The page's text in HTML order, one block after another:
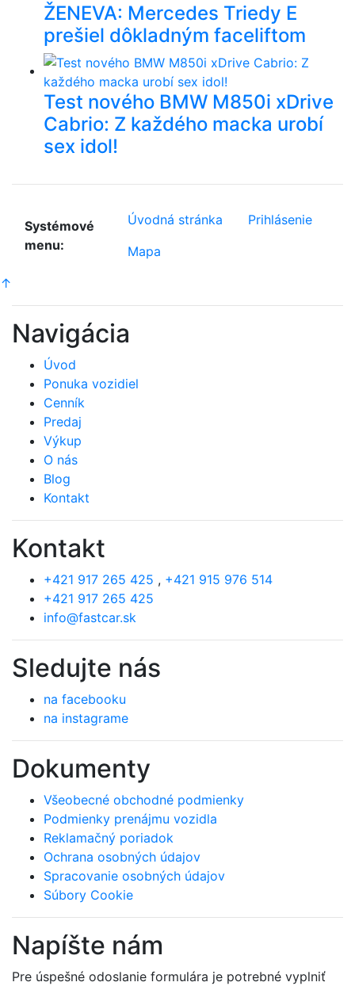
ŽENEVA: Mercedes Triedy E
prešiel dôkladným faceliftom
Test nového BMW M850i xDrive
Cabrio: Z každého macka urobí
sex idol!
Systémové
menu:
Úvodná stránka
Prihlásenie
Mapa
↑
Navigácia
Úvod
Ponuka vozidiel
Cenník
Predaj
Výkup
O nás
Blog
Kontakt
Kontakt
+421 917 265 425 , +421 915 976 514
+421 917 265 425
info@fastcar.sk
Sledujte nás
na facebooku
na instagrame
Dokumenty
Všeobecné obchodné podmienky
Podmienky prenájmu vozidla
Reklamačný poriadok
Ochrana osobných údajov
Spracovanie osobných údajov
Súbory Cookie
Napíšte nám
Pre úspešné odoslanie formulára je potrebné vyplniť